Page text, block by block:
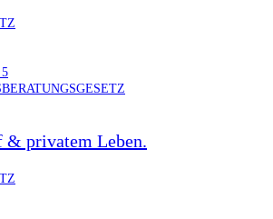
& privatem Leben.